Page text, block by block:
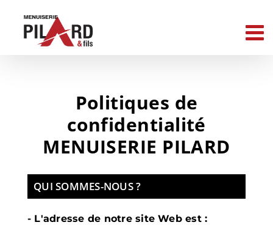
contenu
Politiques de
confidentialité
MENUISERIE PILARD
QUI SOMMES-NOUS ?
- L'adresse de notre site Web est :